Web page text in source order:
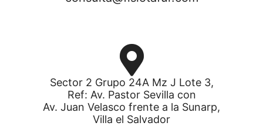
Sector 2 Grupo 24A Mz J Lote 3,
Ref: Av. Pastor Sevilla con
Av. Juan Velasco frente a la Sunarp,
Villa el Salvador